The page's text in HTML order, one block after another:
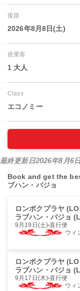
復路
2026年8月8日(土)
搭乗客
1 大人
Class
エコノミー
最終更新日2026年8月6
Book and get the
ブハン・バジョ
ロンボクプラヤ
ラブハン・バジョ
9月19日(土) 直行便
ウィ
ロンボクプラヤ
ラブハン・バジョ
9月17日(木) 直行便
ウィ